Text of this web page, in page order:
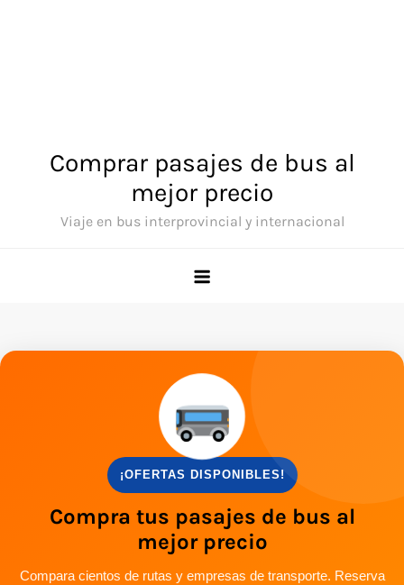
Comprar pasajes de bus al
mejor precio
Viaje en bus interprovincial y internacional
¡OFERTAS DISPONIBLES!
Compra tus pasajes de bus al
mejor precio
Compara cientos de rutas y empresas de transporte. Reserva